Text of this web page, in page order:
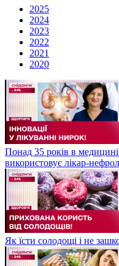
2025
2024
2023
2022
2021
2020
Понад 35 років в
використовує лікар-
Як їсти солодощі і не